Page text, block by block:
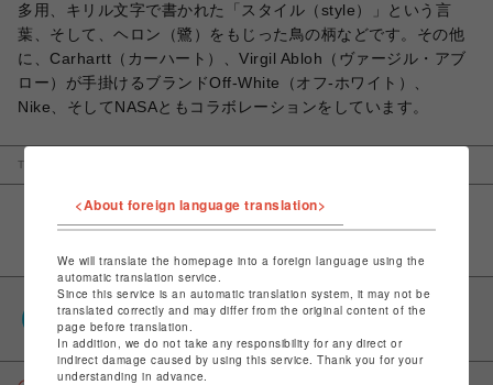
多用、キリル文字で書かれた「スタイル（style）」という言
葉、そして、ヘロン（鷺）をもじった鳥の柄などです。その他
に、Carhartt（カーハート）、Virgil Abloh（ヴァージル・アブ
ロー）が手掛けるブランドOff-White（オフ-ホワイト）、
Nike、そしてNASAともコラボレーションをしています。
TOP
PARCOポイント
全国のPARCOやONLINE PARCOで貯まる＆使える
<About foreign language translation>
We will translate the homepage into a foreign language using the
automatic translation service.
Since this service is an automatic translation system, it may not be
translated correctly and may differ from the original content of the
page before translation.
In addition, we do not take any responsibility for any direct or
indirect damage caused by using this service. Thank you for your
understanding in advance.